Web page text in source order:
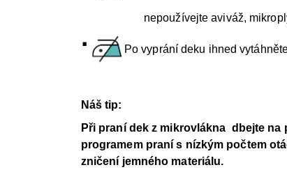
nepoužívejte aviváž, mikroplyši
· Po vyprání deku ihned
Náš tip:
Při praní dek z mikrovlákna dbejte
programem praní s nízkým počtem
zničení jemného materiálu.